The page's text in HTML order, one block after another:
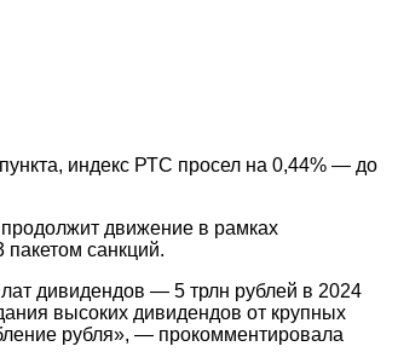
индекс РТС просел на 0,44% — до
движение в рамках
санкций.
дивидендов — 5 трлн рублей в 2024
высоких дивидендов от крупных
рубля», — прокомментировала